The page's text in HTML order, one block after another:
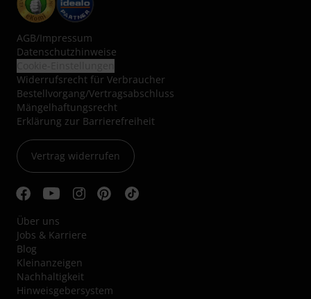
AGB/Impressum
Datenschutzhinweise
Widerrufsrecht für Verbraucher
Bestellvorgang/Vertragsabschluss
Mängelhaftungsrecht
Erklärung zur Barrierefreiheit
Vertrag widerrufen
Über uns
Jobs & Karriere
Blog
Kleinanzeigen
Nachhaltigkeit
Hinweisgebersystem